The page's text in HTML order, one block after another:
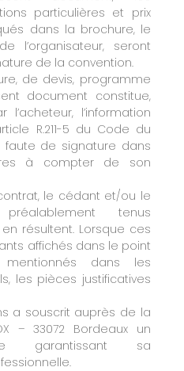
particulières et prix
dans la brochure, le
l’organisateur, seront
de la convention.
de devis, programme
document constitue,
l’information
R.211-5 du Code du
faute de signature dans
à compter de son
le cédant et/ou le
tenus
résultent. Lorsque ces
affichés dans le point
dans les
les pièces justificatives
a souscrit auprès de la
– 33072 Bordeaux un
garantissant sa